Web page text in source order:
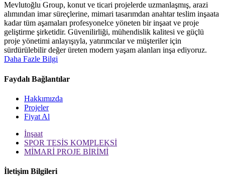
Mevlutoğlu Group, konut ve ticari projelerde uzmanlaşmış, arazi
alımından imar süreçlerine, mimari tasarımdan anahtar teslim inşaata
kadar tüm aşamaları profesyonelce yöneten bir inşaat ve proje
geliştirme şirketidir. Güvenilirliği, mühendislik kalitesi ve güçlü
proje yönetimi anlayışıyla, yatırımcılar ve müşteriler için
sürdürülebilir değer üreten modern yaşam alanları inşa ediyoruz.
Daha Fazle Bilgi
Faydalı Bağlantılar
Hakkımızda
Projeler
Fiyat Al
İnşaat
SPOR TESİS KOMPLEKSİ
MİMARİ PROJE BİRİMİ
İletişim Bilgileri